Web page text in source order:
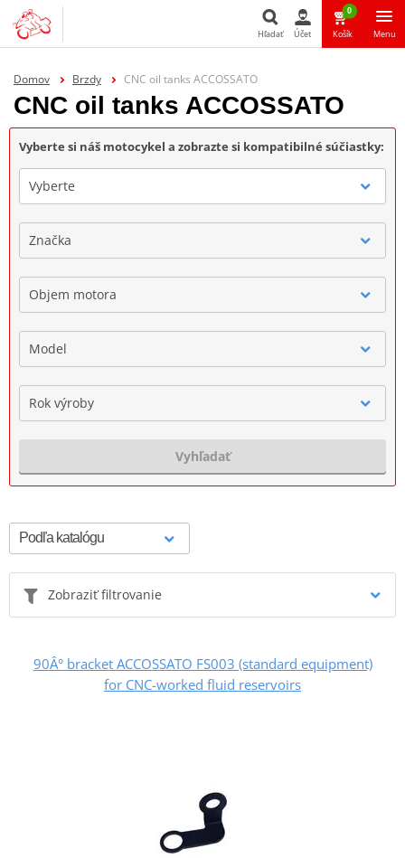
Hľadať Účet
0
Košík Menu
Domov Brzdy CNC oil tanks ACCOSSATO
CNC oil tanks ACCOSSATO
Vyberte si náš motocykel a zobrazte si kompatibilné súčiastky:
Vyberte
Značka
Objem motora
Model
Rok výroby
Vyhľadať
Zobraziť filtrovanie
90Â° bracket ACCOSSATO FS003 (standard equipment)
for CNC-worked fluid reservoirs